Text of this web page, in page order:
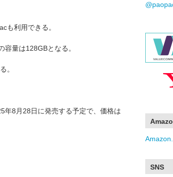
も利用できる。
量は128GBとなる。
。
年8月28日に発売する予定で、価格は
SNS